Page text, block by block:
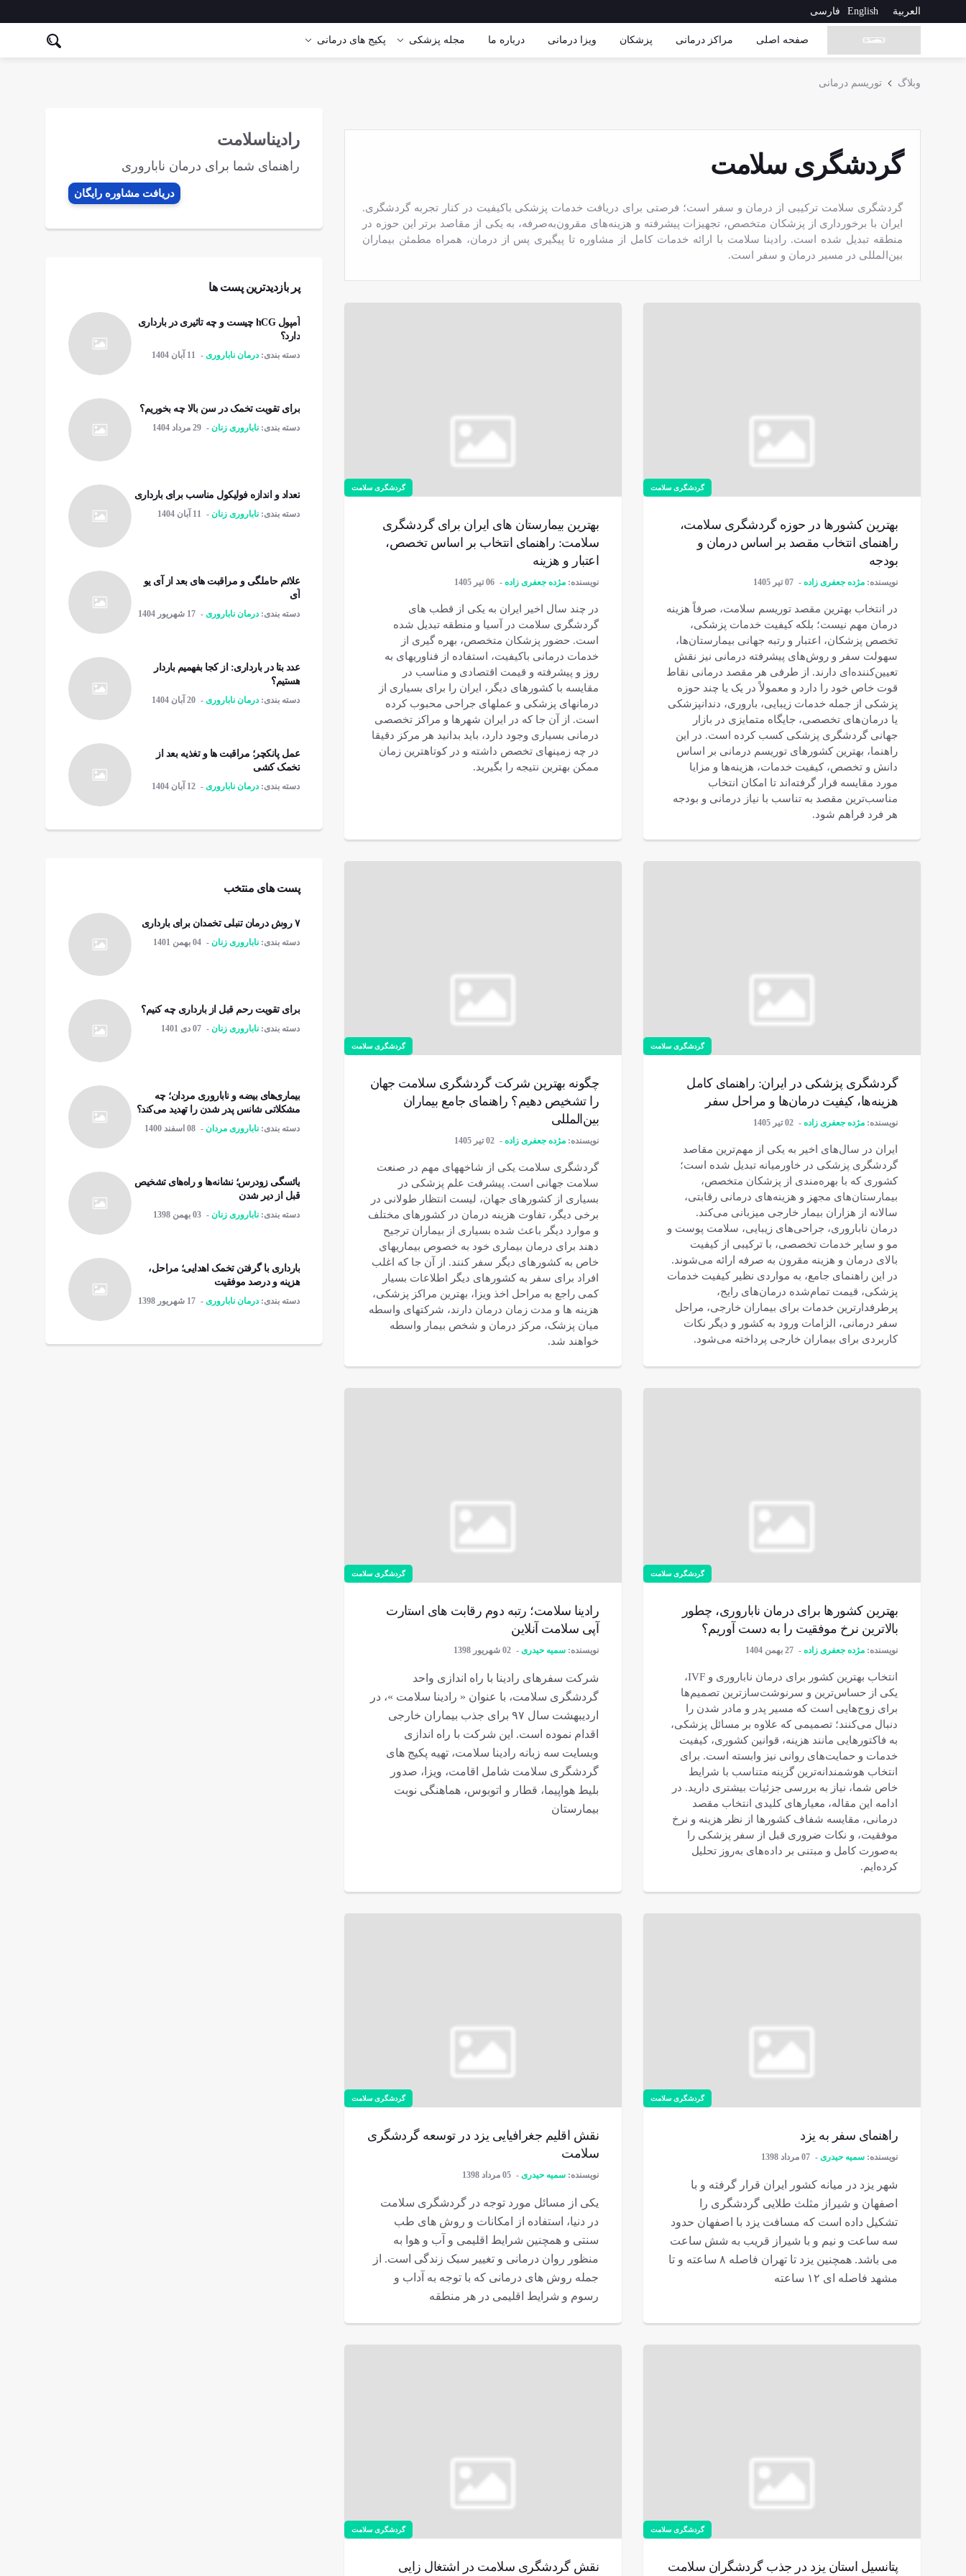
العربية English فارسی
صفحه اصلی مراکز درمانی پزشکان ویزا درمانی درباره ما مجله پزشکی پکیج های درمانی
وبلاگ توریسم درمانی
گردشگری سلامت
گردشگری سلامت ترکیبی از درمان و سفر است؛ فرصتی برای دریافت خدمات پزشکی باکیفیت در کنار تجربه گردشگری.
ایران با برخورداری از پزشکان متخصص، تجهیزات پیشرفته و هزینه‌های مقرون‌به‌صرفه، به یکی از مقاصد برتر این حوزه در
منطقه تبدیل شده است. رادینا سلامت با ارائه خدمات کامل از مشاوره تا پیگیری پس از درمان، همراه مطمئن بیماران
بین‌المللی در مسیر درمان و سفر است.
گردشگری سلامت
بهترین کشورها در حوزه گردشگری سلامت،
راهنمای انتخاب مقصد بر اساس درمان و
بودجه
نویسنده: مژده جعفری زاده 07 تیر 1405
در انتخاب بهترین مقصد توریسم سلامت، صرفاً هزینه
درمان مهم نیست؛ بلکه کیفیت خدمات پزشکی،
تخصص پزشکان، اعتبار و رتبه جهانی بیمارستان‌ها،
سهولت سفر و روش‌های پیشرفته درمانی نیز نقش
تعیین‌کننده‌ای دارند. از طرفی هر مقصد درمانی نقاط
قوت خاص خود را دارد و معمولاً در یک یا چند حوزه
پزشکی از جمله خدمات زیبایی، باروری، دندانپزشکی
یا درمان‌های تخصصی، جایگاه متمایزی در بازار
جهانی گردشگری پزشکی کسب کرده است. در این
راهنما، بهترین کشورهای توریسم درمانی بر اساس
دانش و تخصص، کیفیت خدمات، هزینه‌ها و مزایا
مورد مقایسه قرار گرفته‌اند تا امکان انتخاب
مناسب‌ترین مقصد به تناسب با نیاز درمانی و بودجه
هر فرد فراهم شود.
گردشگری سلامت
بهترین بیمارستان های ایران برای گردشگری
سلامت: راهنمای انتخاب بر اساس تخصص،
اعتبار و هزینه
نویسنده: مژده جعفری زاده 06 تیر 1405
در چند سال اخیر ایران به یکی از قطب های
گردشگری سلامت در آسیا و منطقه تبدیل شده
است. حضور پزشکان متخصص، بهره گیری از
خدمات درمانی باکیفیت، استفاده از فناوری‎های به
روز و پیشرفته و قیمت اقتصادی و مناسب در
مقایسه با کشورهای دیگر، ایران را برای بسیاری از
درمان‎های پزشکی و عمل‎های جراحی محبوب کرده
است. از آن جا که در ایران شهرها و مراکز تخصصی
درمانی بسیاری وجود دارد، باید بدانید هر مرکز دقیقا
در چه زمینه‎ای تخصص داشته و در کوتاه‎ترین زمان
ممکن بهترین نتیجه را بگیرید.
گردشگری سلامت
گردشگری پزشکی در ایران: راهنمای کامل
هزینه‌ها، کیفیت درمان‌ها و مراحل سفر
نویسنده: مژده جعفری زاده 02 تیر 1405
ایران در سال‌های اخیر به یکی از مهم‌ترین مقاصد
گردشگری پزشکی در خاورمیانه تبدیل شده است؛
کشوری که با بهره‌مندی از پزشکان متخصص،
بیمارستان‌های مجهز و هزینه‌های درمانی رقابتی،
سالانه از هزاران بیمار خارجی میزبانی می‌کند.
درمان ناباروری، جراحی‌های زیبایی، سلامت پوست و
مو و سایر خدمات تخصصی، با ترکیبی از کیفیت
بالای درمان و هزینه مقرون به صرفه ارائه می‌شوند.
در این راهنمای جامع، به مواردی نظیر کیفیت خدمات
پزشکی، قیمت تمام‌شده درمان‌های رایج،
پرطرفدارترین خدمات برای بیماران خارجی، مراحل
سفر درمانی، الزامات ورود به کشور و دیگر نکات
کاربردی برای بیماران خارجی پرداخته می‌شود.
گردشگری سلامت
چگونه بهترین شرکت گردشگری سلامت جهان
را تشخیص دهیم؟ راهنمای جامع بیماران
بین‌المللی
نویسنده: مژده جعفری زاده 02 تیر 1405
گردشگری سلامت یکی از شاخه‎های مهم در صنعت
سلامت جهانی است. پیشرفت علم پزشکی در
بسیاری از کشورهای جهان، لیست انتظار طولانی در
برخی دیگر، تفاوت هزینه درمان در کشورهای مختلف
و موارد دیگر باعث شده بسیاری از بیماران ترجیح
دهند برای درمان بیماری خود به خصوص بیماری‎های
خاص به کشورهای دیگر سفر کنند. از آن جا که اغلب
افراد برای سفر به کشورهای دیگر اطلاعات بسیار
کمی راجع به مراحل اخذ ویزا، بهترین مراکز پزشکی،
هزینه ها و مدت زمان درمان دارند، شرکت‎های واسطه
میان پزشک، مرکز درمان و شخص بیمار واسطه
خواهند شد.
گردشگری سلامت
بهترین کشورها برای درمان ناباروری، چطور
بالاترین نرخ موفقیت را به دست آوریم؟
نویسنده: مژده جعفری زاده 27 بهمن 1404
انتخاب بهترین کشور برای درمان ناباروری و IVF،
یکی از حساس‌ترین و سرنوشت‌سازترین تصمیم‌ها
برای زوج‌هایی است که مسیر پدر و مادر شدن را
دنبال می‌کنند؛ تصمیمی که علاوه بر مسائل پزشکی،
به فاکتورهایی مانند هزینه، قوانین کشوری، کیفیت
خدمات و حمایت‌های روانی نیز وابسته است. برای
انتخاب هوشمندانه‌ترین گزینه متناسب با شرایط
خاص شما، نیاز به بررسی جزئیات بیشتری دارید. در
ادامه این مقاله، معیارهای کلیدی انتخاب مقصد
درمانی، مقایسه شفاف کشورها از نظر هزینه و نرخ
موفقیت، و نکات ضروری قبل از سفر پزشکی را
به‌صورت کامل و مبتنی بر داده‌های به‌روز تحلیل
کرده‌ایم.
گردشگری سلامت
رادینا سلامت؛ رتبه دوم رقابت های استارت
آپی سلامت آنلاین
نویسنده: سمیه حیدری 02 شهریور 1398
شرکت سفرهای رادینا با راه اندازی واحد
گردشگری سلامت، با عنوان « رادینا سلامت »، در
اردیبهشت سال ۹۷ برای جذب بیماران خارجی
اقدام نموده است. این شرکت با راه اندازی
وبسایت سه زبانه رادینا سلامت، تهیه پکیج های
گردشگری سلامت شامل اقامت، ویزا، صدور
بلیط هواپیما، قطار و اتوبوس، هماهنگی نوبت
بیمارستان
گردشگری سلامت
راهنمای سفر به یزد
نویسنده: سمیه حیدری 07 مرداد 1398
شهر یزد در میانه کشور ایران قرار گرفته و با
اصفهان و شیراز مثلث طلایی گردشگری را
تشکیل داده است که مسافت یزد با اصفهان حدود
سه ساعت و نیم و با شیراز قریب به شش ساعت
می باشد. همچنین یزد تا تهران فاصله ۸ ساعته و تا
مشهد فاصله ای ۱۲ ساعته
گردشگری سلامت
نقش اقلیم جغرافیایی یزد در توسعه گردشگری
سلامت
نویسنده: سمیه حیدری 05 مرداد 1398
یکی از مسائل مورد توجه در گردشگری سلامت
در دنیا، استفاده از امکانات و روش های طب
سنتی و همچنین شرایط اقلیمی و آب و هوا به
منظور روان درمانی و تغییر سبک زندگی است. از
جمله روش های درمانی که با توجه به آداب و
رسوم و شرایط اقلیمی در هر منطقه
گردشگری سلامت
پتانسیل استان یزد در جذب گردشگران سلامت
گردشگری سلامت
نقش گردشگری سلامت در اشتغال زایی
رادیناسلامت
راهنمای شما برای درمان ناباروری
دریافت مشاوره رایگان
پر بازدیدترین پست ها
آمپول hCG چیست و چه تاثیری در بارداری
دارد؟
دسته بندی: درمان ناباروری 11 آبان 1404
برای تقویت تخمک در سن بالا چه بخوریم؟
دسته بندی: ناباروری زنان 29 مرداد 1404
تعداد و اندازه فولیکول مناسب برای بارداری
دسته بندی: ناباروری زنان 11 آبان 1404
علائم حاملگی و مراقبت های بعد از آی یو
آی
دسته بندی: درمان ناباروری 17 شهریور 1404
عدد بتا در بارداری: از کجا بفهمیم باردار
هستیم؟
دسته بندی: درمان ناباروری 20 آبان 1404
عمل پانکچر؛ مراقبت ها و تغذیه بعد از
تخمک کشی
دسته بندی: درمان ناباروری 12 آبان 1404
پست های منتخب
۷ روش درمان تنبلی تخمدان برای بارداری
دسته بندی: ناباروری زنان 04 بهمن 1401
برای تقویت رحم قبل از بارداری چه کنیم؟
دسته بندی: ناباروری زنان 07 دی 1401
بیماری‌های بیضه و ناباروری مردان؛ چه
مشکلاتی شانس پدر شدن را تهدید می‌کند؟
دسته بندی: ناباروری مردان 08 اسفند 1400
یائسگی زودرس؛ نشانه‌ها و راه‌های تشخیص
قبل از دیر شدن
دسته بندی: ناباروری زنان 03 بهمن 1398
بارداری با گرفتن تخمک اهدایی؛ مراحل،
هزینه و درصد موفقیت
دسته بندی: درمان ناباروری 17 شهریور 1398